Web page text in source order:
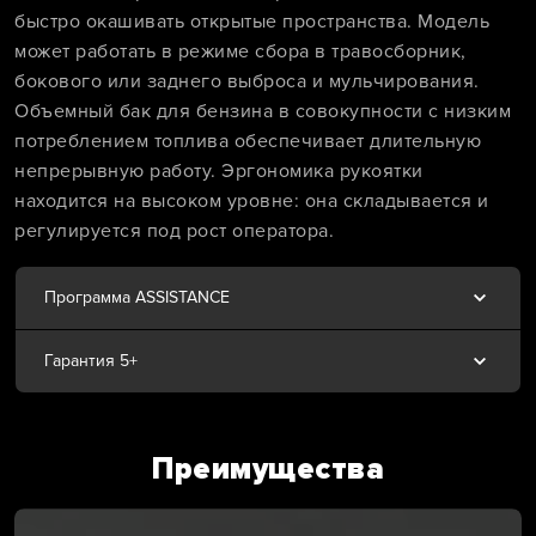
быстро окашивать открытые пространства. Модель
может работать в режиме сбора в травосборник,
бокового или заднего выброса и мульчирования.
Объемный бак для бензина в совокупности с низким
потреблением топлива обеспечивает длительную
непрерывную работу. Эргономика рукоятки
находится на высоком уровне: она складывается и
регулируется под рост оператора.
Программа ASSISTANCE
Гарантия 5+
Преимущества